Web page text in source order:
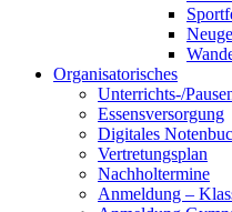
Organisatorisches
Unterrichts-/
Essensversorgung
Digitales
Vertretungsplan
Nachholtermine
Anmeldung –